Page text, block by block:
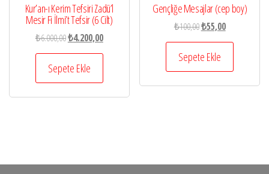
Kur’an-ı Kerim Tefsiri Zadü’l
Mesir Fi İlmi’t Tefsir (6 Cilt)
₺6.000,00Orijinal
fiyat:
₺6.000,00.
₺4.200,00Şu
andaki
₺4.200,00.
Sepete Ekle
Gençliğe Mesajlar (cep boy)
₺100,00Orijinal
fiyat:
₺100,00.
₺55,00Şu
andaki
₺55,00.
Sepete Ekle